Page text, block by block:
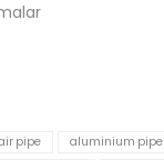
pipe
aluminium pipe